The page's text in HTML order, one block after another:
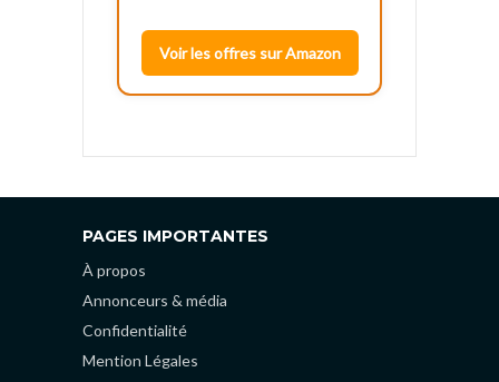
Voir les offres sur Amazon
PAGES IMPORTANTES
À propos
Annonceurs & média
Confidentialité
Mention Légales